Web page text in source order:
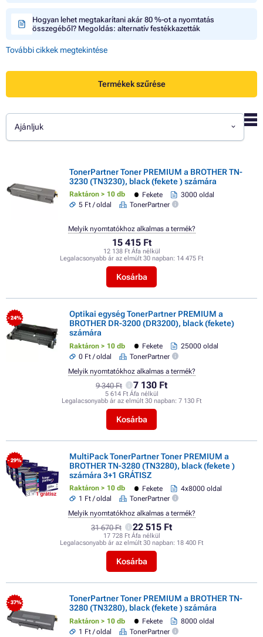
Hogyan lehet megtakarítani akár 80 %-ot a nyomtatás
összegéből? Megoldás: alternatív festékkazetták
További cikkek megtekintése
Termékek szűrése
Ajánljuk
TonerPartner Toner PREMIUM a BROTHER TN-
3230 (TN3230), black (fekete ) számára
Raktáron > 10 db Fekete
3000 oldal
5 Ft / oldal
TonerPartner
15 415 Ft
12 138 Ft Áfa nélkül
Legalacsonyabb ár az elmúlt 30 napban: 14 475 Ft
Kosárba
Melyik nyomtatókhoz alkalmas a termék?
- 24%
Optikai egység TonerPartner PREMIUM a
BROTHER DR-3200 (DR3200), black (fekete)
számára
Raktáron > 10 db Fekete
25000 oldal
0 Ft / oldal
TonerPartner
9 340 Ft 7 130 Ft
5 614 Ft Áfa nélkül
Legalacsonyabb ár az elmúlt 30 napban: 7 130 Ft
Kosárba
Melyik nyomtatókhoz alkalmas a termék?
- 29%
MultiPack TonerPartner Toner PREMIUM a
BROTHER TN-3280 (TN3280), black (fekete )
számára 3+1 GRÁTISZ
Raktáron > 10 db Fekete
4x8000 oldal
1 Ft / oldal
TonerPartner
31 670 Ft 22 515 Ft
17 728 Ft Áfa nélkül
Legalacsonyabb ár az elmúlt 30 napban: 18 400 Ft
Kosárba
Melyik nyomtatókhoz alkalmas a termék?
- 37%
TonerPartner Toner PREMIUM a BROTHER TN-
3280 (TN3280), black (fekete ) számára
Raktáron > 10 db Fekete
8000 oldal
1 Ft / oldal
TonerPartner